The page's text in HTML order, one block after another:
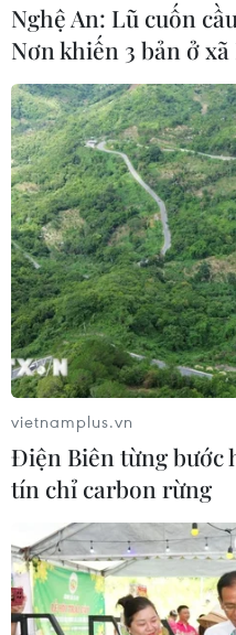
#xe tải #ukraine
Ba Lan
Ukraine
Theo dõi VietnamPlus
CĂNG
Liên hợp quốc kêu
thường trong xung
của Ukraine
NATO ưu tiên đẩy
phòng không cho
Liên hợp quốc:
đẫm máu nhất
Nghệ An: Lũ cuốn
Nơn khiến 3 bản ở
vietnamplus.vn
Điện Biên từng
tín chỉ carbon rừng